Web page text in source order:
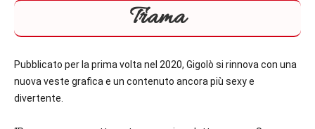
Trama
Pubblicato per la prima volta nel 2020, Gigolò si rinnova con una
nuova veste grafica e un contenuto ancora più sexy e
divertente.